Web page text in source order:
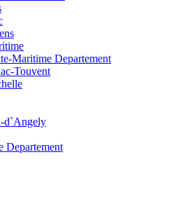
Maritime Departement
Touvent
d`Angely
Departement